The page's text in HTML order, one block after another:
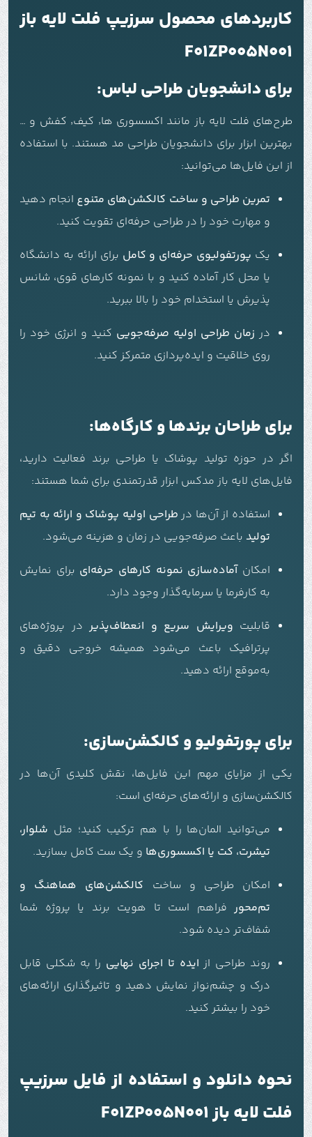
کاربردهای محصول سرزیپ فلت لایه باز
F01ZP005N001
برای دانشجویان طراحی لباس:
طرح‌های فلت لایه باز مانند اکسسوری ها٬ کیف٬ کفش و …
بهترین ابزار برای دانشجویان طراحی مد هستند. با استفاده
از این فایل‌ها می‌توانید:
تمرین طراحی و ساخت کالکشن‌های متنوع انجام دهید
و مهارت خود را در طراحی حرفه‌ای تقویت کنید.
یک پورتفولیوی حرفه‌ای و کامل برای ارائه به دانشگاه
یا محل کار آماده کنید و با نمونه کارهای قوی، شانس
پذیرش یا استخدام خود را بالا ببرید.
در زمان طراحی اولیه صرفه‌جویی کنید و انرژی خود را
روی خلاقیت و ایده‌پردازی متمرکز کنید.
برای طراحان برندها و کارگاه‌ها:
اگر در حوزه تولید پوشاک یا طراحی برند فعالیت دارید،
فایل‌های لایه باز مدکس ابزار قدرتمندی برای شما هستند:
استفاده از آن‌ها در طراحی اولیه پوشاک و ارائه به تیم
تولید باعث صرفه‌جویی در زمان و هزینه می‌شود.
امکانآماده‌سازی نمونه کارهای حرفه‌ای برای نمایش
به کارفرما یا سرمایه‌گذار وجود دارد.
قابلیت ویرایش سریع و انعطاف‌پذیر در پروژه‌های
پرترافیک باعث می‌شود همیشه خروجی دقیق و
به‌موقع ارائه دهید.
برای پورتفولیو و کالکشن‌سازی:
یکی از مزایای مهم این فایل‌ها، نقش کلیدی آن‌ها در
کالکشن‌سازی و ارائه‌های حرفه‌ای است:
می‌توانید المان‌ها را با هم ترکیب کنید؛ مثل شلوار،
تیشرت، کت یا اکسسوری‌ها و یک ست کامل بسازید.
امکان طراحی و ساخت کالکشن‌های هماهنگ و
تم‌محور فراهم است تا هویت برند یا پروژه شما
شفاف‌تر دیده شود.
روند طراحی از ایده تا اجرای نهایی را به شکلی قابل
درک و چشم‌نواز نمایش دهید و تاثیرگذاری ارائه‌های
خود را بیشتر کنید.
نحوه دانلود و استفاده از فایل سرزیپ
فلت لایه باز F01ZP005N001